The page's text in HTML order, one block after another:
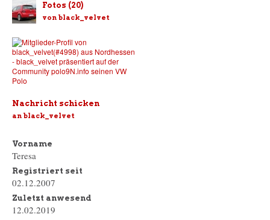
Fotos (20)
von black_velvet
Nachricht schicken
an black_velvet
Vorname
Teresa
Registriert seit
02.12.2007
Zuletzt anwesend
12.02.2019